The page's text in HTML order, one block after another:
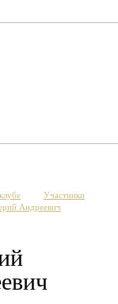
Участники
Андреевич